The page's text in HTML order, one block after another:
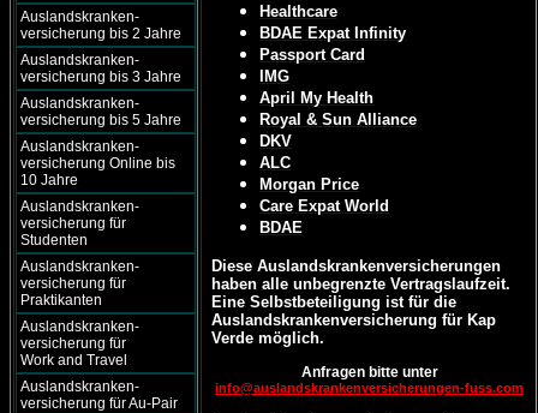
Auslandskranken-
versicherung bis 2 Jahre
Auslandskranken-
versicherung bis 3 Jahre
Auslandskranken-
versicherung bis 5 Jahre
Auslandskranken-
versicherung Online bis
10 Jahre
Auslandskranken-
versicherung für
Studenten
Auslandskranken-
versicherung für
Praktikanten
Auslandskranken-
versicherung für
Work and Travel
Auslandskranken-
versicherung für Au-Pair
Healthcare
BDAE Expat Infinity
Passport Card
IMG
April My Health
Royal & Sun Alliance
DKV
ALC
Morgan Price
Care Expat World
BDAE
Diese Auslandskrankenversicherungen
haben alle unbegrenzte Vertragslaufzeit.
Eine Selbstbeteiligung ist für die
Auslandskrankenversicherung für Kap
Verde möglich.
Anfragen bitte unter
info@auslandskrankenversicherungen-fuss.com